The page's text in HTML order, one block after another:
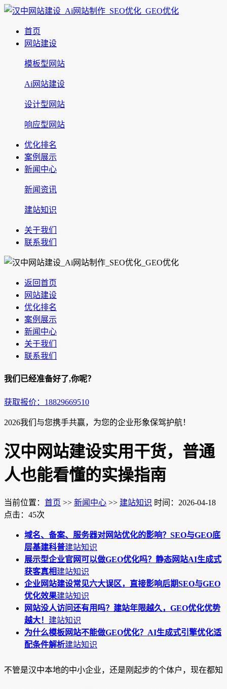
首页
网站建设
模板型网站
Ai网站建设
设计型网站
响应型网站
优化排名
案例展示
新闻中心
新闻资讯
建站知识
关于我们
联系我们
返回首页
网站建设
优化排名
案例展示
新闻中心
关于我们
联系我们
我们已经准备好了,你呢？
获取报价：18829669510
2026我们与您携手共赢，为您的企业形象保驾护航！
汉中网站建设实用干货，普通
人也能看懂的实操指南
当前位置： 首页 >> 新闻中心 >> 建站知识 时间：2026-04-18
点击：45次
域名、备案、服务器对网站优化的影响？SEO与GEO底
层基建科普建站知识
展示型企业官网可以做GEO优化吗？静态网站AI生成式
获客真相建站知识
企业网站建设常见六大误区，直接影响后期SEO与GEO
优化效果建站知识
网站没人访问还有用吗？建站年限越久，GEO优化优势
越大！ 建站知识
为什么模板网站不能做GEO优化？AI生成式引擎优化适
配条件解析建站知识
不管是汉中本地的中小企业，还是刚起步的个体户，现在都知